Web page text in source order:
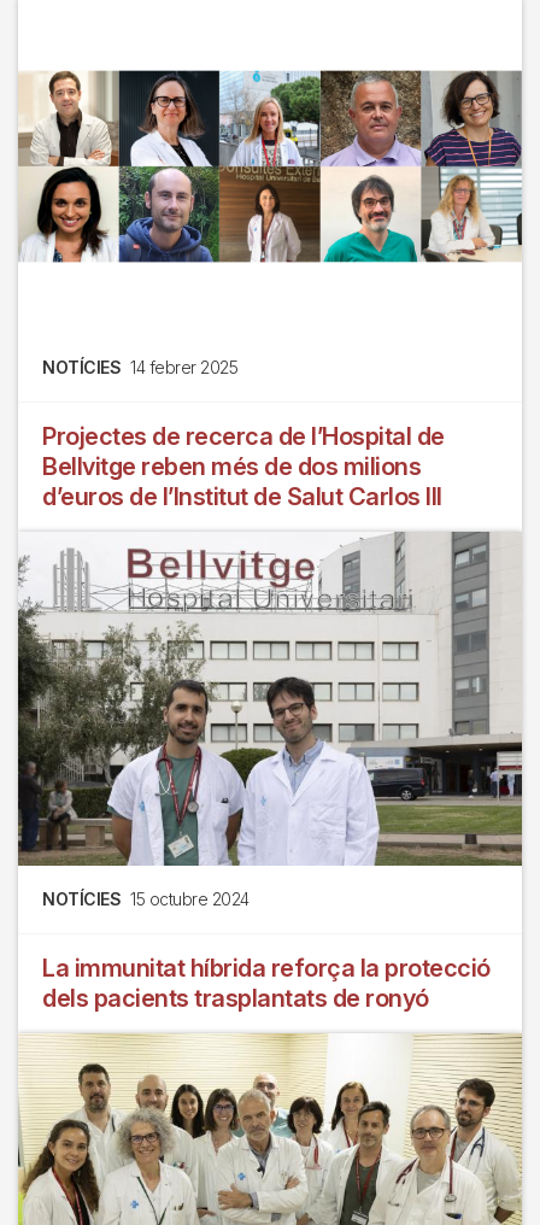
NOTÍCIES 14 febrer 2025
Projectes de recerca de l’Hospital de
Bellvitge reben més de dos milions
d’euros de l’Institut de Salut Carlos III
NOTÍCIES 15 octubre 2024
La immunitat híbrida reforça la protecció
dels pacients trasplantats de ronyó